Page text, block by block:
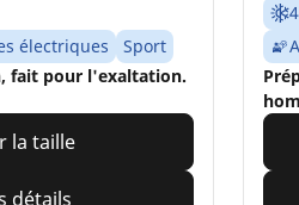
électriques
Sport
fait pour l'exaltation.
la taille
détails